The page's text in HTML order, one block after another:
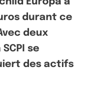
durant ce
deux
se
des actifs